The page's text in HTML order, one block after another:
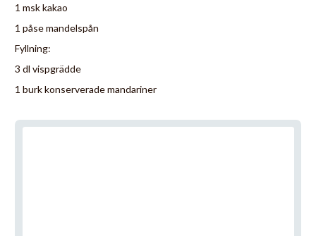
1 msk kakao
1 påse mandelspån
Fyllning:
3 dl vispgrädde
1 burk konserverade mandariner